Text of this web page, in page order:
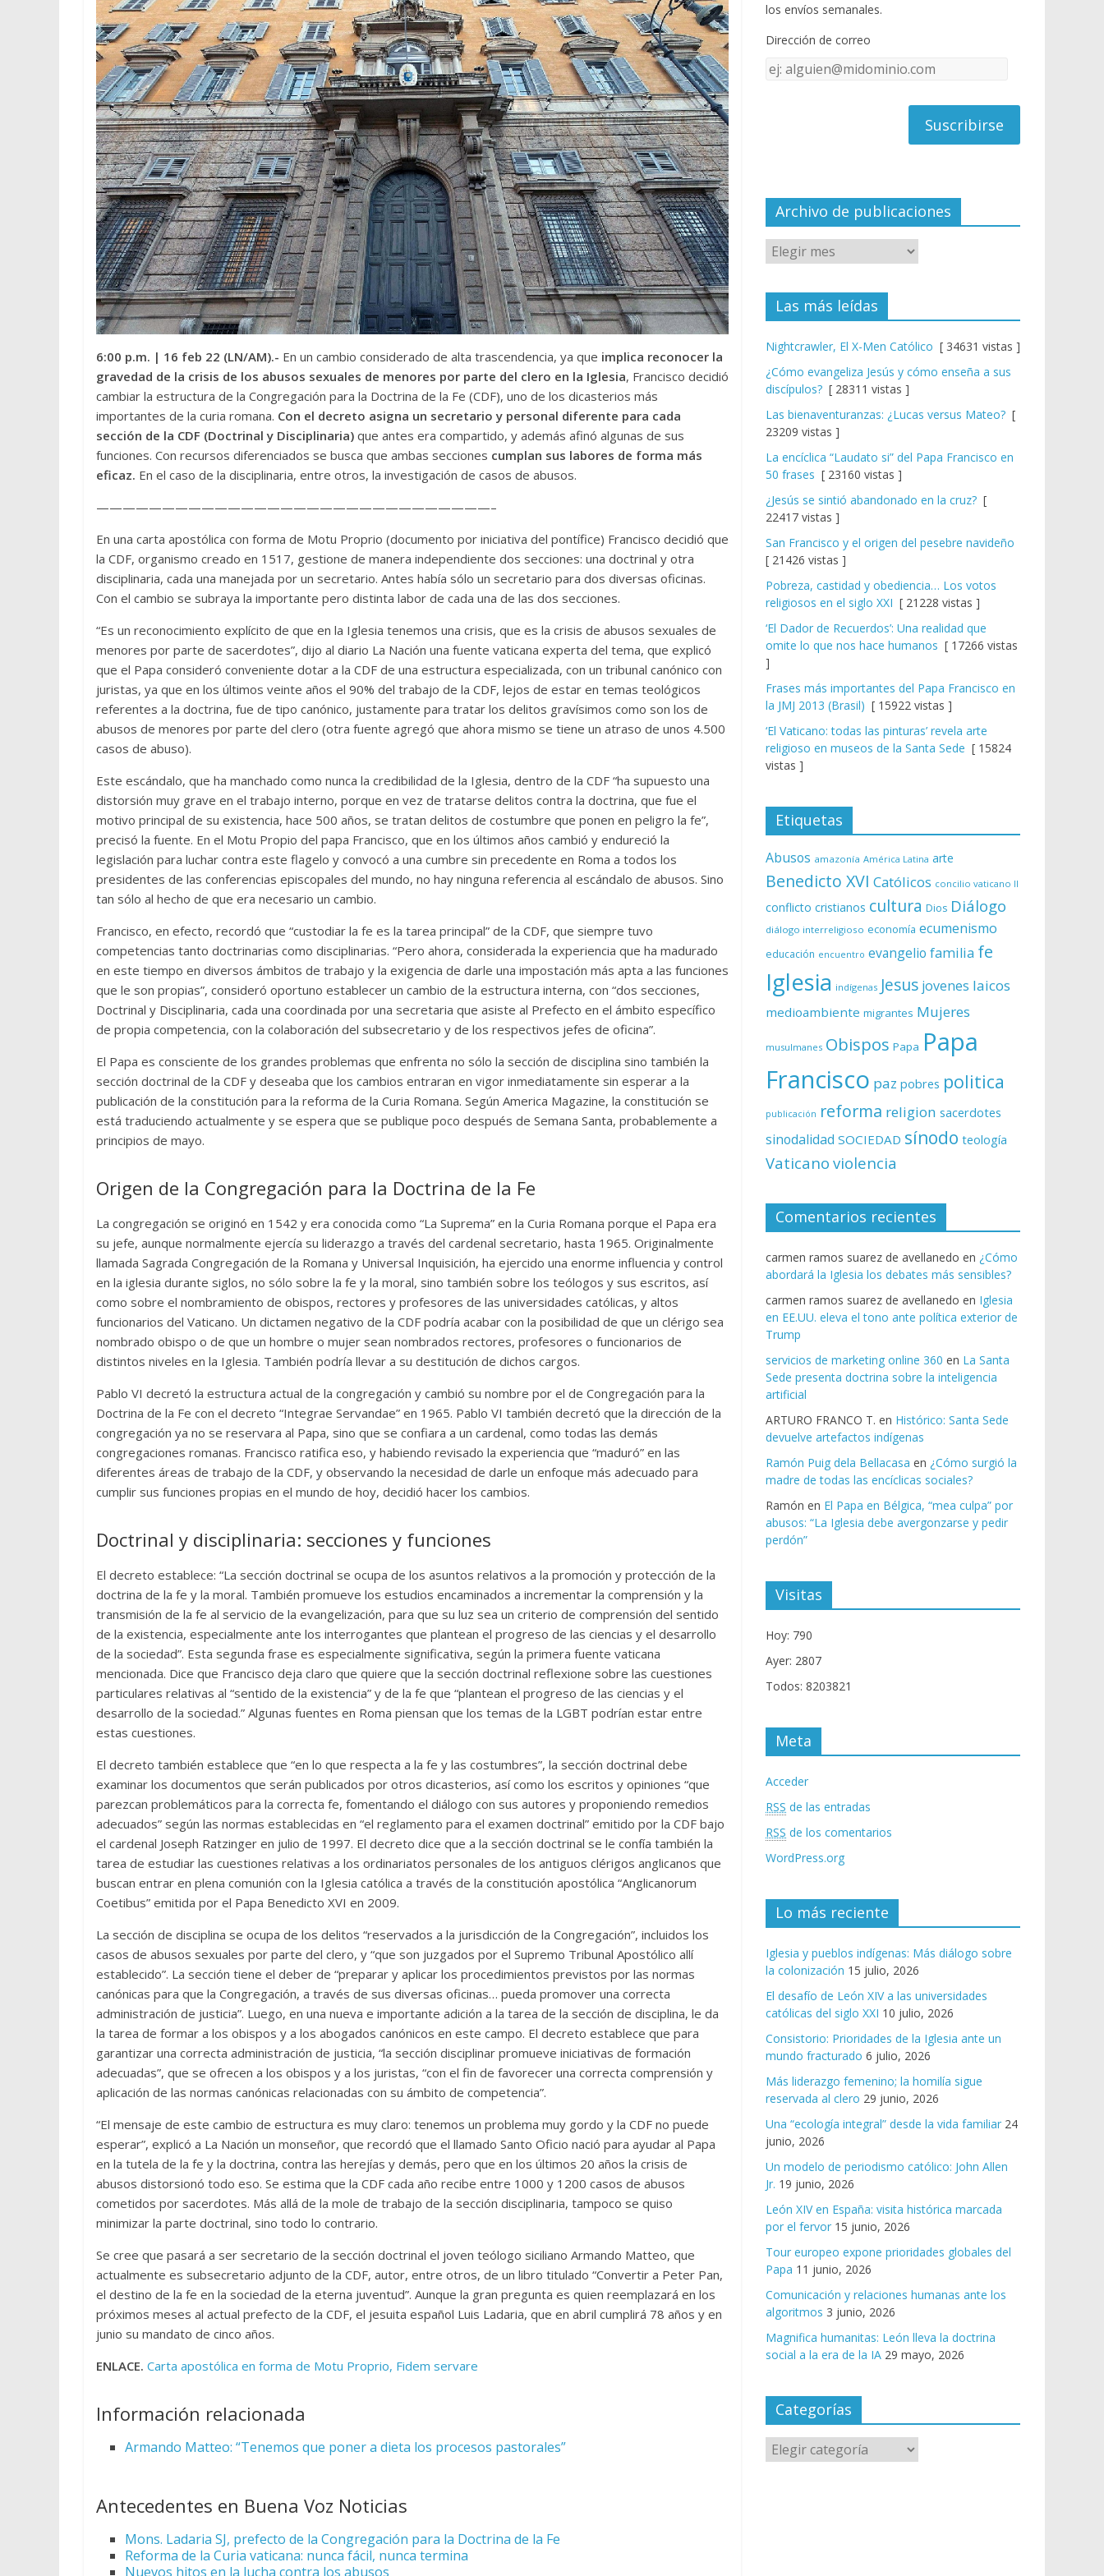
6:00 p.m. | 16 feb 22 (LN/AM).- En un cambio considerado de alta trascendencia, ya que implica reconocer la
gravedad de la crisis de los abusos sexuales de menores por parte del clero en la Iglesia, Francisco decidió
cambiar la estructura de la Congregación para la Doctrina de la Fe (CDF), uno de los dicasterios más
importantes de la curia romana. Con el decreto asigna un secretario y personal diferente para cada
sección de la CDF (Doctrinal y Disciplinaria) que antes era compartido, y además afinó algunas de sus
funciones. Con recursos diferenciados se busca que ambas secciones cumplan sus labores de forma más
eficaz. En el caso de la disciplinaria, entre otros, la investigación de casos de abusos.
——————————————————————————————–
En una carta apostólica con forma de Motu Proprio (documento por iniciativa del pontífice) Francisco decidió que
la CDF, organismo creado en 1517, gestione de manera independiente dos secciones: una doctrinal y otra
disciplinaria, cada una manejada por un secretario. Antes había sólo un secretario para dos diversas oficinas.
Con el cambio se subraya la importante pero distinta labor de cada una de las dos secciones.
“Es un reconocimiento explícito de que en la Iglesia tenemos una crisis, que es la crisis de abusos sexuales de
menores por parte de sacerdotes”, dijo al diario La Nación una fuente vaticana experta del tema, que explicó
que el Papa consideró conveniente dotar a la CDF de una estructura especializada, con un tribunal canónico con
juristas, ya que en los últimos veinte años el 90% del trabajo de la CDF, lejos de estar en temas teológicos
referentes a la doctrina, fue de tipo canónico, justamente para tratar los delitos gravísimos como son los de
abusos de menores por parte del clero (otra fuente agregó que ahora mismo se tiene un atraso de unos 4.500
casos de abuso).
Este escándalo, que ha manchado como nunca la credibilidad de la Iglesia, dentro de la CDF “ha supuesto una
distorsión muy grave en el trabajo interno, porque en vez de tratarse delitos contra la doctrina, que fue el
motivo principal de su existencia, hace 500 años, se tratan delitos de costumbre que ponen en peligro la fe”,
precisó la fuente. En el Motu Propio del papa Francisco, que en los últimos años cambió y endureció la
legislación para luchar contra este flagelo y convocó a una cumbre sin precedente en Roma a todos los
presidentes de las conferencias episcopales del mundo, no hay ninguna referencia al escándalo de abusos. Sino
tan sólo al hecho de que era necesario un cambio.
Francisco, en efecto, recordó que “custodiar la fe es la tarea principal” de la CDF, que siempre tuvo
competencias tanto doctrinarias como disciplinarias. “Pero ahora, considerada la experiencia que ha madurado
en este tiempo en diversos ámbitos de trabajo y la exigencia de darle una impostación más apta a las funciones
que le son propias”, consideró oportuno establecer un cambio de la estructura interna, con “dos secciones,
Doctrinal y Disciplinaria, cada una coordinada por una secretaria que asiste al Prefecto en el ámbito específico
de propia competencia, con la colaboración del subsecretario y de los respectivos jefes de oficina”.
El Papa es consciente de los grandes problemas que enfrenta no sólo la sección de disciplina sino también la
sección doctrinal de la CDF y deseaba que los cambios entraran en vigor inmediatamente sin esperar a la
publicación de la constitución para la reforma de la Curia Romana. Según America Magazine, la constitución se
está traduciendo actualmente y se espera que se publique poco después de Semana Santa, probablemente a
principios de mayo.
Origen de la Congregación para la Doctrina de la Fe
La congregación se originó en 1542 y era conocida como “La Suprema” en la Curia Romana porque el Papa era
su jefe, aunque normalmente ejercía su liderazgo a través del cardenal secretario, hasta 1965. Originalmente
llamada Sagrada Congregación de la Romana y Universal Inquisición, ha ejercido una enorme influencia y control
en la iglesia durante siglos, no sólo sobre la fe y la moral, sino también sobre los teólogos y sus escritos, así
como sobre el nombramiento de obispos, rectores y profesores de las universidades católicas, y altos
funcionarios del Vaticano. Un dictamen negativo de la CDF podría acabar con la posibilidad de que un clérigo sea
nombrado obispo o de que un hombre o mujer sean nombrados rectores, profesores o funcionarios de
distintos niveles en la Iglesia. También podría llevar a su destitución de dichos cargos.
Pablo VI decretó la estructura actual de la congregación y cambió su nombre por el de Congregación para la
Doctrina de la Fe con el decreto “Integrae Servandae” en 1965. Pablo VI también decretó que la dirección de la
congregación ya no se reservara al Papa, sino que se confiara a un cardenal, como todas las demás
congregaciones romanas. Francisco ratifica eso, y habiendo revisado la experiencia que “maduró” en las
diferentes áreas de trabajo de la CDF, y observando la necesidad de darle un enfoque más adecuado para
cumplir sus funciones propias en el mundo de hoy, decidió hacer los cambios.
Doctrinal y disciplinaria: secciones y funciones
El decreto establece: “La sección doctrinal se ocupa de los asuntos relativos a la promoción y protección de la
doctrina de la fe y la moral. También promueve los estudios encaminados a incrementar la comprensión y la
transmisión de la fe al servicio de la evangelización, para que su luz sea un criterio de comprensión del sentido
de la existencia, especialmente ante los interrogantes que plantean el progreso de las ciencias y el desarrollo
de la sociedad”. Esta segunda frase es especialmente significativa, según la primera fuente vaticana
mencionada. Dice que Francisco deja claro que quiere que la sección doctrinal reflexione sobre las cuestiones
particulares relativas al “sentido de la existencia” y de la fe que “plantean el progreso de las ciencias y el
desarrollo de la sociedad.” Algunas fuentes en Roma piensan que los temas de la LGBT podrían estar entre
estas cuestiones.
El decreto también establece que “en lo que respecta a la fe y las costumbres”, la sección doctrinal debe
examinar los documentos que serán publicados por otros dicasterios, así como los escritos y opiniones “que
parezcan problemáticos para la correcta fe, fomentando el diálogo con sus autores y proponiendo remedios
adecuados” según las normas establecidas en “el reglamento para el examen doctrinal” emitido por la CDF bajo
el cardenal Joseph Ratzinger en julio de 1997. El decreto dice que a la sección doctrinal se le confía también la
tarea de estudiar las cuestiones relativas a los ordinariatos personales de los antiguos clérigos anglicanos que
buscan entrar en plena comunión con la Iglesia católica a través de la constitución apostólica “Anglicanorum
Coetibus” emitida por el Papa Benedicto XVI en 2009.
La sección de disciplina se ocupa de los delitos “reservados a la jurisdicción de la Congregación”, incluidos los
casos de abusos sexuales por parte del clero, y “que son juzgados por el Supremo Tribunal Apostólico allí
establecido”. La sección tiene el deber de “preparar y aplicar los procedimientos previstos por las normas
canónicas para que la Congregación, a través de sus diversas oficinas… pueda promover una correcta
administración de justicia”. Luego, en una nueva e importante adición a la tarea de la sección de disciplina, le da
la tarea de formar a los obispos y a los abogados canónicos en este campo. El decreto establece que para
garantizar una correcta administración de justicia, “la sección disciplinar promueve iniciativas de formación
adecuadas”, que se ofrecen a los obispos y a los juristas, “con el fin de favorecer una correcta comprensión y
aplicación de las normas canónicas relacionadas con su ámbito de competencia”.
“El mensaje de este cambio de estructura es muy claro: tenemos un problema muy gordo y la CDF no puede
esperar”, explicó a La Nación un monseñor, que recordó que el llamado Santo Oficio nació para ayudar al Papa
en la tutela de la fe y la doctrina, contra las herejías y demás, pero que en los últimos 20 años la crisis de
abusos distorsionó todo eso. Se estima que la CDF cada año recibe entre 1000 y 1200 casos de abusos
cometidos por sacerdotes. Más allá de la mole de trabajo de la sección disciplinaria, tampoco se quiso
minimizar la parte doctrinal, sino todo lo contrario.
Se cree que pasará a ser secretario de la sección doctrinal el joven teólogo siciliano Armando Matteo, que
actualmente es subsecretario adjunto de la CDF, autor, entre otros, de un libro titulado “Convertir a Peter Pan,
el destino de la fe en la sociedad de la eterna juventud”. Aunque la gran pregunta es quien reemplazará en los
próximos meses al actual prefecto de la CDF, el jesuita español Luis Ladaria, que en abril cumplirá 78 años y en
junio su mandato de cinco años.
ENLACE. Carta apostólica en forma de Motu Proprio, Fidem servare
Información relacionada
Armando Matteo: “Tenemos que poner a dieta los procesos pastorales”
Antecedentes en Buena Voz Noticias
Mons. Ladaria SJ, prefecto de la Congregación para la Doctrina de la Fe
Reforma de la Curia vaticana: nunca fácil, nunca termina
Nuevos hitos en la lucha contra los abusos
o
k e
C
el
los envíos semanales.
Dirección de correo
Dirección
Archivo de publicaciones
Las más leídas
Nightcrawler, El X-Men Católico [ 34631 vistas ]
¿Cómo evangeliza Jesús y cómo enseña a sus
discípulos? [ 28311 vistas ]
Las bienaventuranzas: ¿Lucas versus Mateo? [
23209 vistas ]
La encíclica “Laudato si” del Papa Francisco en
50 frases [ 23160 vistas ]
¿Jesús se sintió abandonado en la cruz? [
22417 vistas ]
San Francisco y el origen del pesebre navideño
[ 21426 vistas ]
Pobreza, castidad y obediencia… Los votos
religiosos en el siglo XXI [ 21228 vistas ]
‘El Dador de Recuerdos’: Una realidad que
omite lo que nos hace humanos [ 17266 vistas
]
Frases más importantes del Papa Francisco en
la JMJ 2013 (Brasil) [ 15922 vistas ]
‘El Vaticano: todas las pinturas’ revela arte
religioso en museos de la Santa Sede [ 15824
vistas ]
Etiquetas
Abusos amazonía América Latina arte
Benedicto XVI Católicos concilio vaticano II
conflicto cristianos cultura Dios Diálogo
diálogo interreligioso economía ecumenismo
educación encuentro evangelio familia fe
Iglesia indígenas Jesus jovenes laicos
medioambiente migrantes Mujeres
musulmanes Obispos Papa Papa
Francisco paz pobres politica
publicación reforma religion sacerdotes
sinodalidad SOCIEDAD sínodo teología
Vaticano violencia
Comentarios recientes
carmen ramos suarez de avellanedo en ¿Cómo
abordará la Iglesia los debates más sensibles?
carmen ramos suarez de avellanedo en Iglesia
en EE.UU. eleva el tono ante política exterior de
Trump
servicios de marketing online 360 en La Santa
Sede presenta doctrina sobre la inteligencia
artificial
ARTURO FRANCO T. en Histórico: Santa Sede
devuelve artefactos indígenas
Ramón Puig dela Bellacasa en ¿Cómo surgió la
madre de todas las encíclicas sociales?
Ramón en El Papa en Bélgica, “mea culpa” por
abusos: “La Iglesia debe avergonzarse y pedir
perdón”
Visitas
Hoy: 790
Ayer: 2807
Todos: 8203821
Meta
Acceder
RSS de las entradas
RSS de los comentarios
WordPress.org
Lo más reciente
Iglesia y pueblos indígenas: Más diálogo sobre
la colonización 15 julio, 2026
El desafío de León XIV a las universidades
católicas del siglo XXI 10 julio, 2026
Consistorio: Prioridades de la Iglesia ante un
mundo fracturado 6 julio, 2026
Más liderazgo femenino; la homilía sigue
reservada al clero 29 junio, 2026
Una “ecología integral” desde la vida familiar 24
junio, 2026
Un modelo de periodismo católico: John Allen
Jr. 19 junio, 2026
León XIV en España: visita histórica marcada
por el fervor 15 junio, 2026
Tour europeo expone prioridades globales del
Papa 11 junio, 2026
Comunicación y relaciones humanas ante los
algoritmos 3 junio, 2026
Magnifica humanitas: León lleva la doctrina
social a la era de la IA 29 mayo, 2026
Categorías